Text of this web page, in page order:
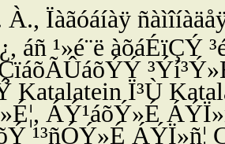
À., Ïàãóáíàÿ
áñ ¹»é¨ë àõáÉïÇÝ
Katalatein Ï³Ù
ÁÝ¹áõÝ»É
¹³ñÓÝ»É ÁÝÏ»ñ¦